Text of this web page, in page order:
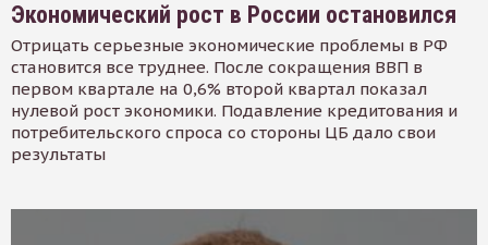
Экономический рост в России остановился
Отрицать серьезные экономические проблемы в РФ
становится все труднее. После сокращения ВВП в
первом квартале на 0,6% второй квартал показал
нулевой рост экономики. Подавление кредитования и
потребительского спроса со стороны ЦБ дало свои
результаты